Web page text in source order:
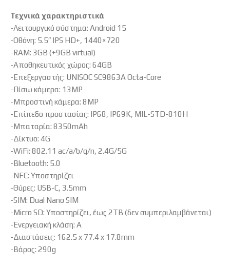
Τεχνικά χαρακτηριστικά
-Λειτουργικό σύστημα: Android 15
-Οθόνη: 5.5″ IPS HD+, 1440×720
-RAM: 3GB (+9GB virtual)
-Αποθηκευτικός χώρος: 64GB
-Επεξεργαστής: UNISOC SC9863A Octa-Core
-Πίσω κάμερα: 13MP
-Μπροστινή κάμερα: 8MP
-Επίπεδο προστασίας: IP68, IP69K, MIL-STD-810H
-Μπαταρία: 8350mAh
-Δίκτυο: 4G
-WiFi: 802.11 ac/a/b/g/n, 2.4G/5G
-Bluetooth: 5.0
-NFC: Υποστηρίζει
-Θύρες: USB-C, 3.5mm
-SIM: Dual Nano SIM
-Micro SD: Υποστηρίζει, έως 2TB (δεν συμπεριλαμβάνεται)
-Ενεργειακή κλάση: A
-Διαστάσεις: 162.5 x 77.4 x 17.8mm
-Βάρος: 290g